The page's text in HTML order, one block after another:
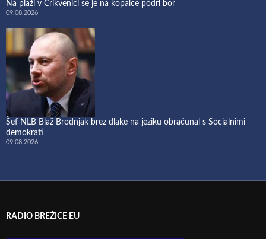
Na plaži v Crikvenici se je na kopalce podrl bor
09.08.2026
Šef NLB Blaž Brodnjak brez dlake na jeziku obračunal s Socialnimi
demokrati
09.08.2026
RADIO BREŽICE EU